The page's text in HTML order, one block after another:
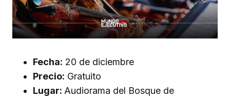
Fecha: 20 de diciembre
Precio: Gratuito
Lugar: Audiorama del Bosque de